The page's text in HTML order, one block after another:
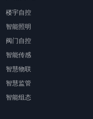
楼宇自控
智能照明
阀门自控
智能传感
智慧物联
智慧监管
智能组态